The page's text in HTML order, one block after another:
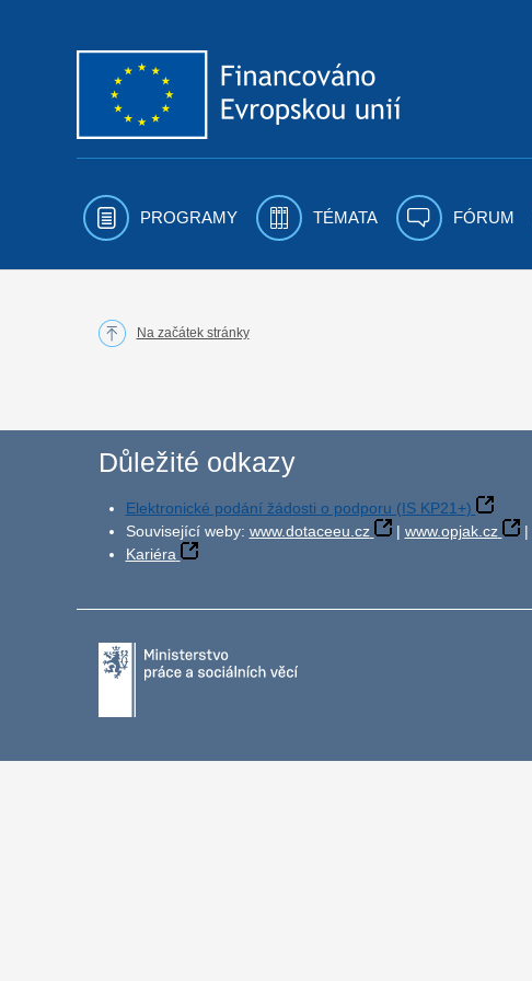
PROGRAMY TÉMATA FÓRUM
Na začátek stránky
Důležité odkazy
Elektronické podání žádosti o podporu (IS KP21+)
Související weby: www.dotaceeu.cz | www.opjak.cz |
Kariéra